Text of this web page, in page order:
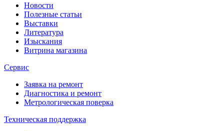
Новости
Полезные статьи
Выставки
Литература
Изыскания
Витрина магазина
Сервис
Заявка на ремонт
Диагностика и ремонт
Метрологическая поверка
Техническая поддержка